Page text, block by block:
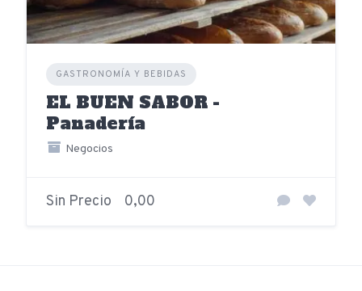
GASTRONOMÍA Y BEBIDAS
EL BUEN SABOR -
Panadería
Negocios
Sin Precio 0,00